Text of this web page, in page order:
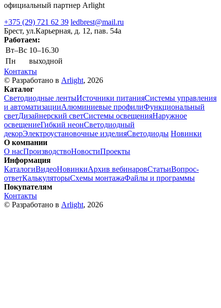
официальный партнер Arlight
+375 (29) 721 62 39 ledbrest@mail.ru
Брест, ул.Карьерная, д. 12, пав. 54а
Работаем:
Вт–Вс 10–16.30
Пн
выходной
Контакты
© Разработано в Arlight, 2026
Каталог
Светодиодные лентыИсточники питанияСистемы управления
и автоматизацииАлюминиевые профилиФункциональный
светДизайнерский светСистемы освещенияНаружное
освещениеГибкий неонСветодиодный
декорЭлектроустановочные изделияСветодиоды Новинки
О компании
О насПроизводствоНовостиПроекты
Информация
КаталогиВидеоНовинкиАрхив вебинаровСтатьиВопрос-
ответКалькуляторыСхемы монтажаФайлы и программы
Покупателям
Контакты
© Разработано в Arlight, 2026